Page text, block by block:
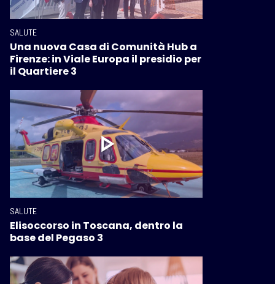
SALUTE
Una nuova Casa di Comunità Hub a
Firenze: in Viale Europa il presidio per
il Quartiere 3
SALUTE
Elisoccorso in Toscana, dentro la
base del Pegaso 3